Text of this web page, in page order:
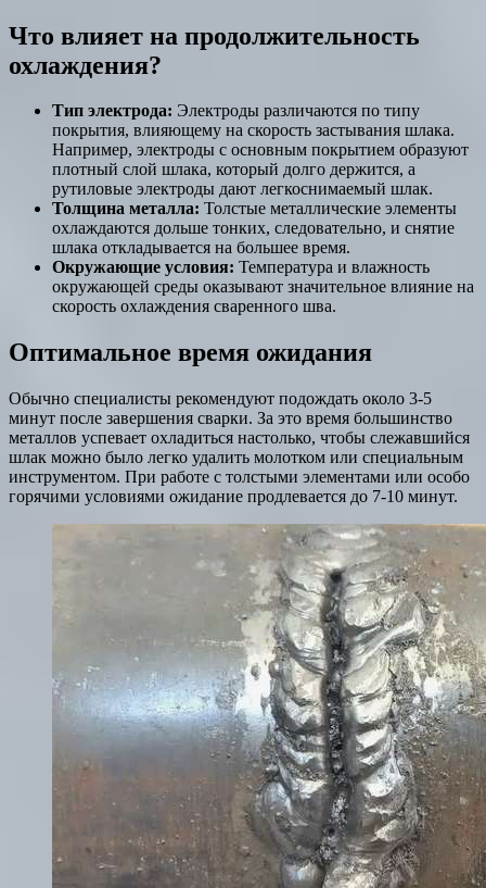
Что влияет на продолжительность
охлаждения?
Тип электрода: Электроды различаются по типу
покрытия, влияющему на скорость застывания шлака.
Например, электроды с основным покрытием образуют
плотный слой шлака, который долго держится, а
рутиловые электроды дают легкоснимаемый шлак.
Толщина металла: Толстые металлические элементы
охлаждаются дольше тонких, следовательно, и снятие
шлака откладывается на большее время.
Окружающие условия: Температура и влажность
окружающей среды оказывают значительное влияние на
скорость охлаждения сваренного шва.
Оптимальное время ожидания
Обычно специалисты рекомендуют подождать около 3-5
минут после завершения сварки. За это время большинство
металлов успевает охладиться настолько, чтобы слежавшийся
шлак можно было легко удалить молотком или специальным
инструментом. При работе с толстыми элементами или особо
горячими условиями ожидание продлевается до 7-10 минут.